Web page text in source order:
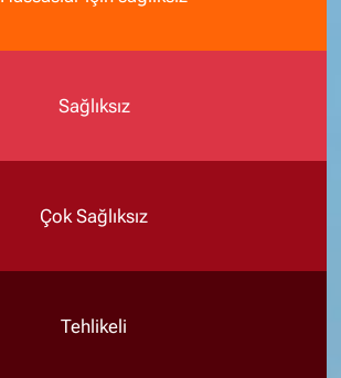
Sağlıksız
Çok Sağlıksız
Tehlikeli